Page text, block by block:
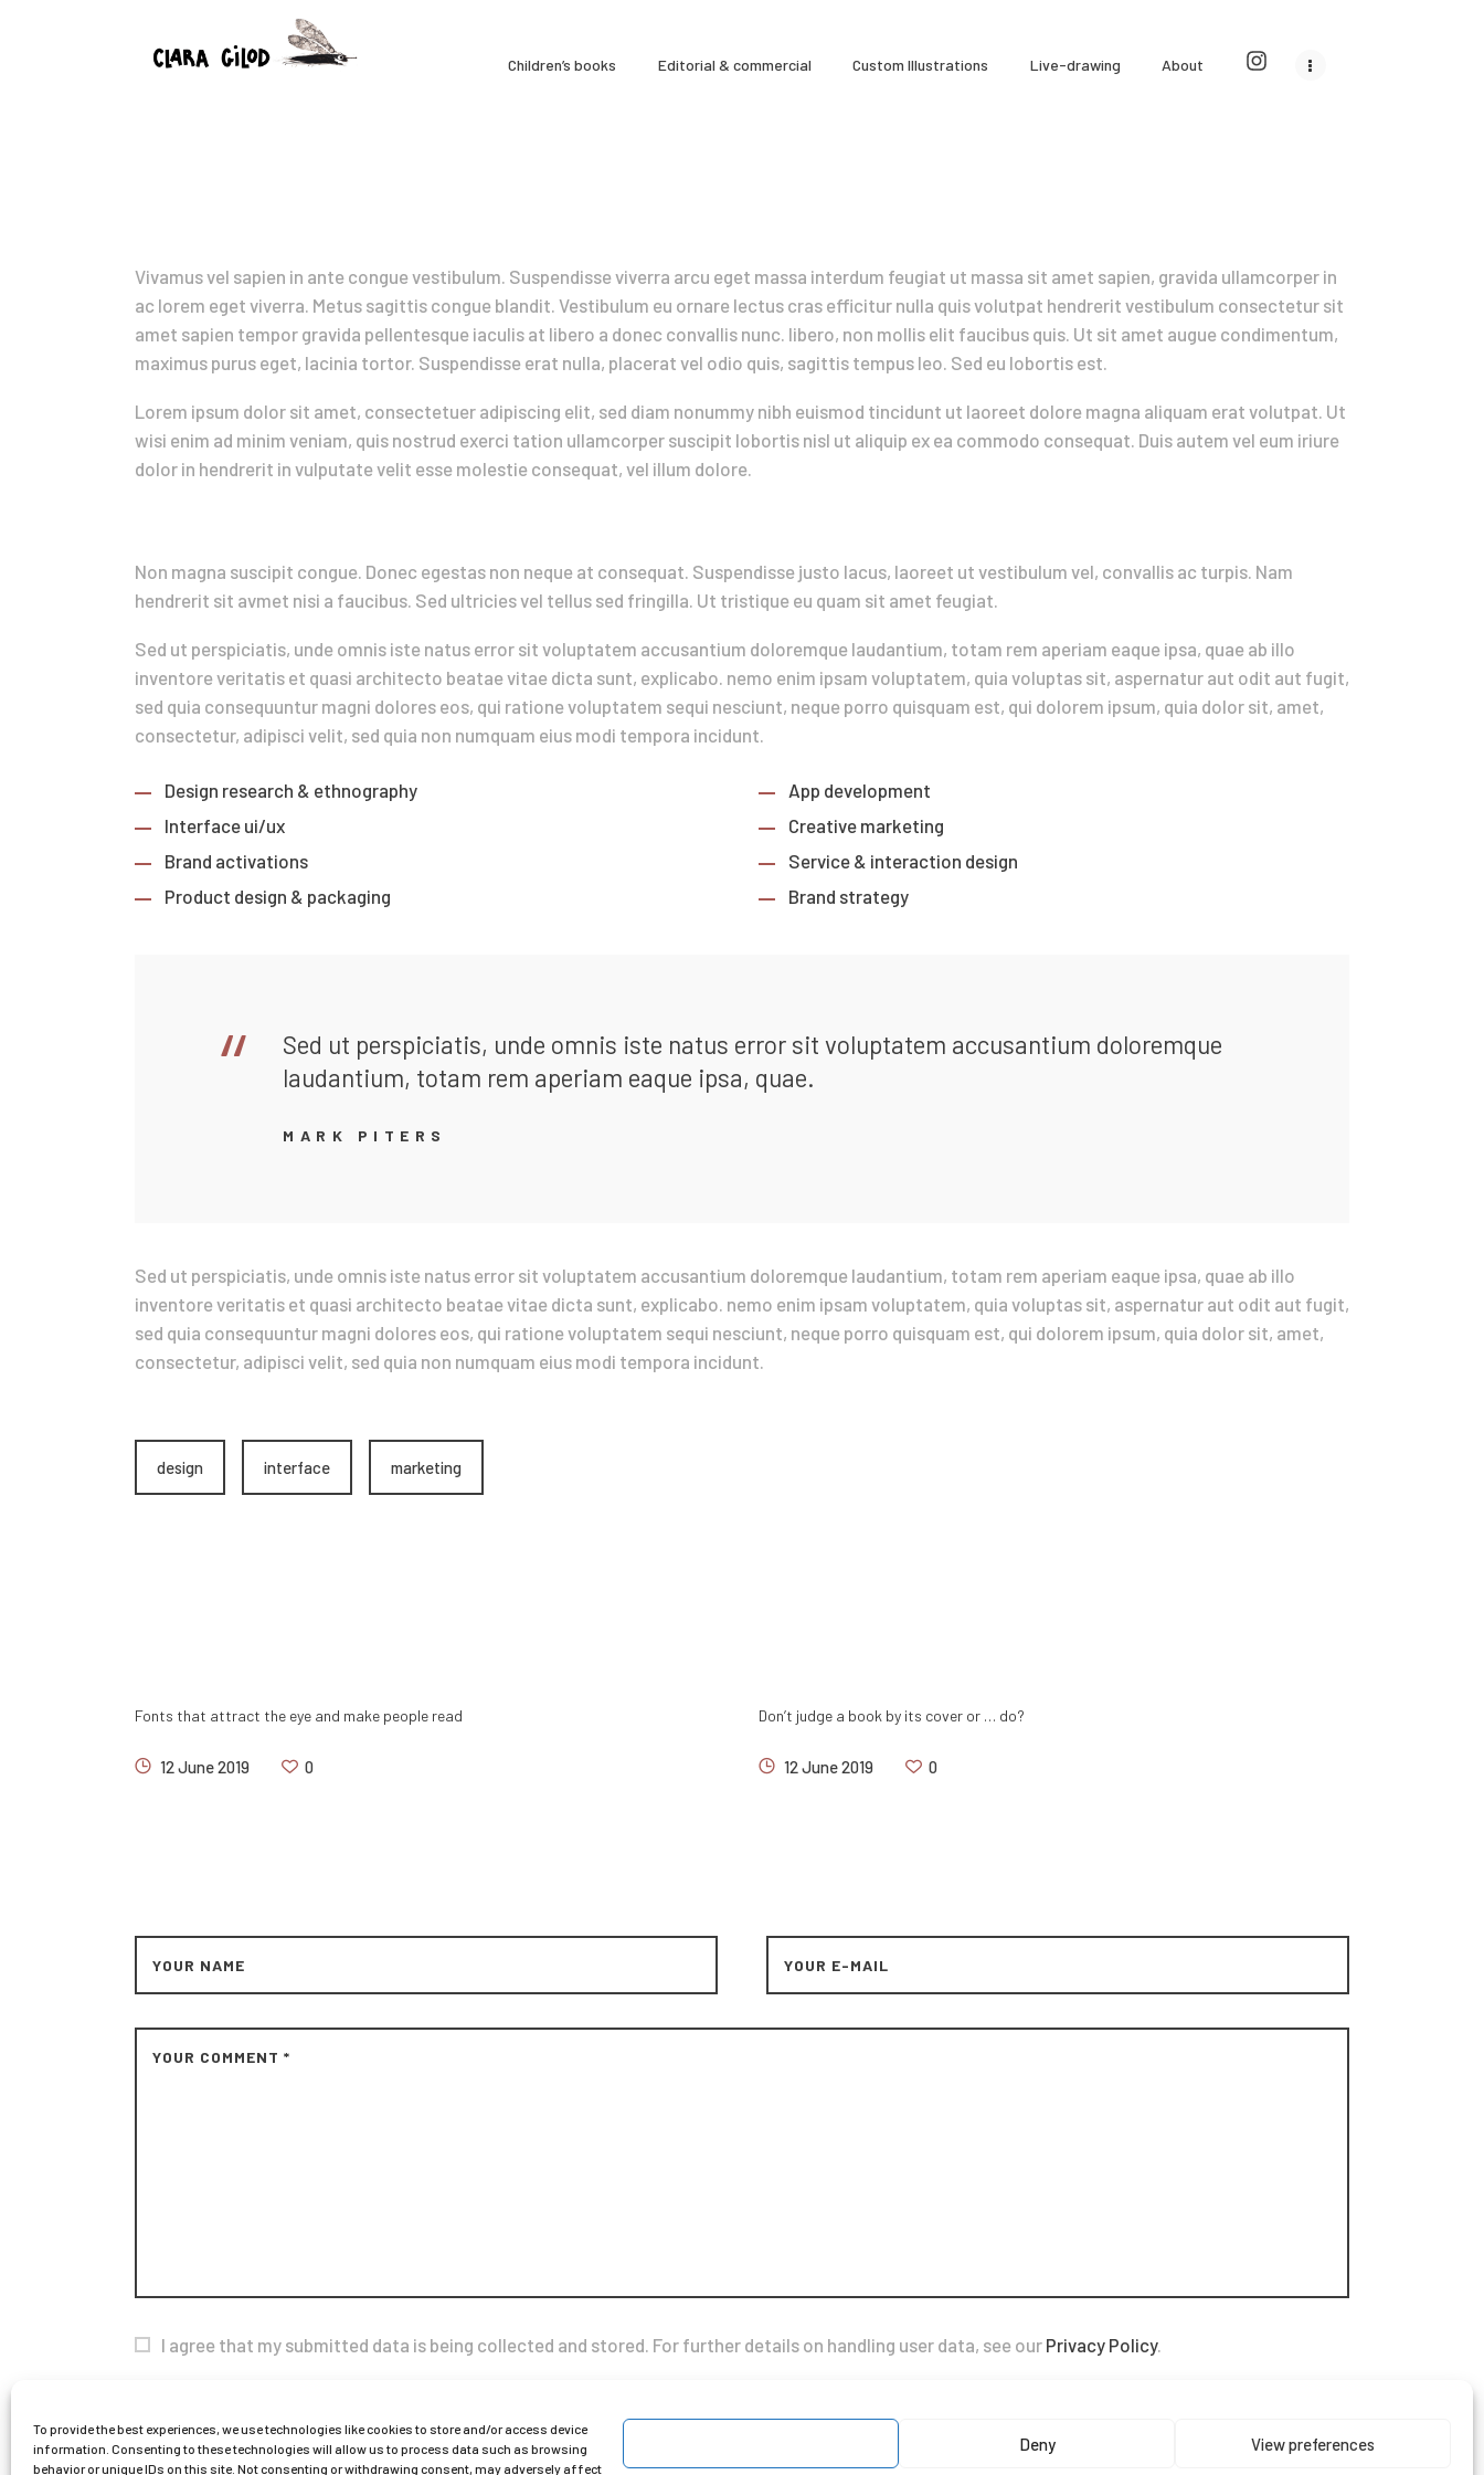
To provide the best experiences, we use technologies like cookies to store and/or access device
information. Consenting to these technologies will allow us to process data such as browsing
behavior or unique IDs on this site. Not consenting or withdrawing consent, may adversely affect
Deny View preferences
Children’s books Editorial & commercial Custom Illustrations Live-drawing About
À Propos
Vivamus vel sapien in ante congue vestibulum. Suspendisse viverra arcu eget massa interdum feugiat ut massa sit amet sapien, gravida ullamcorper in
ac lorem eget viverra. Metus sagittis congue blandit. Vestibulum eu ornare lectus cras efficitur nulla quis volutpat hendrerit vestibulum consectetur sit
amet sapien tempor gravida pellentesque iaculis at libero a donec convallis nunc. libero, non mollis elit faucibus quis. Ut sit amet augue condimentum,
maximus purus eget, lacinia tortor. Suspendisse erat nulla, placerat vel odio quis, sagittis tempus leo. Sed eu lobortis est.
Lorem ipsum dolor sit amet, consectetuer adipiscing elit, sed diam nonummy nibh euismod tincidunt ut laoreet dolore magna aliquam erat volutpat. Ut
wisi enim ad minim veniam, quis nostrud exerci tation ullamcorper suscipit lobortis nisl ut aliquip ex ea commodo consequat. Duis autem vel eum iriure
dolor in hendrerit in vulputate velit esse molestie consequat, vel illum dolore.
Non magna suscipit congue. Donec egestas non neque at consequat. Suspendisse justo lacus, laoreet ut vestibulum vel, convallis ac turpis. Nam
hendrerit sit avmet nisi a faucibus. Sed ultricies vel tellus sed fringilla. Ut tristique eu quam sit amet feugiat.
Sed ut perspiciatis, unde omnis iste natus error sit voluptatem accusantium doloremque laudantium, totam rem aperiam eaque ipsa, quae ab illo
inventore veritatis et quasi architecto beatae vitae dicta sunt, explicabo. nemo enim ipsam voluptatem, quia voluptas sit, aspernatur aut odit aut fugit,
sed quia consequuntur magni dolores eos, qui ratione voluptatem sequi nesciunt, neque porro quisquam est, qui dolorem ipsum, quia dolor sit, amet,
consectetur, adipisci velit, sed quia non numquam eius modi tempora incidunt.
Design research & ethnography
Interface ui/ux
Brand activations
Product design & packaging
App development
Creative marketing
Service & interaction design
Brand strategy
Sed ut perspiciatis, unde omnis iste natus error sit voluptatem accusantium doloremque
laudantium, totam rem aperiam eaque ipsa, quae.
MARK PITERS
Sed ut perspiciatis, unde omnis iste natus error sit voluptatem accusantium doloremque laudantium, totam rem aperiam eaque ipsa, quae ab illo
inventore veritatis et quasi architecto beatae vitae dicta sunt, explicabo. nemo enim ipsam voluptatem, quia voluptas sit, aspernatur aut odit aut fugit,
sed quia consequuntur magni dolores eos, qui ratione voluptatem sequi nesciunt, neque porro quisquam est, qui dolorem ipsum, quia dolor sit, amet,
consectetur, adipisci velit, sed quia non numquam eius modi tempora incidunt.
design interface marketing
Fonts that attract the eye and make people read
12 June 2019 0
Don’t judge a book by its cover or … do?
12 June 2019 0
I agree that my submitted data is being collected and stored. For further details on handling user data, see our Privacy Policy.